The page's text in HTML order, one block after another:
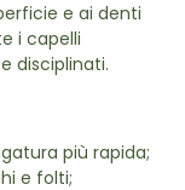
e ai denti
i capelli
disciplinati.
più rapida;
e folti;